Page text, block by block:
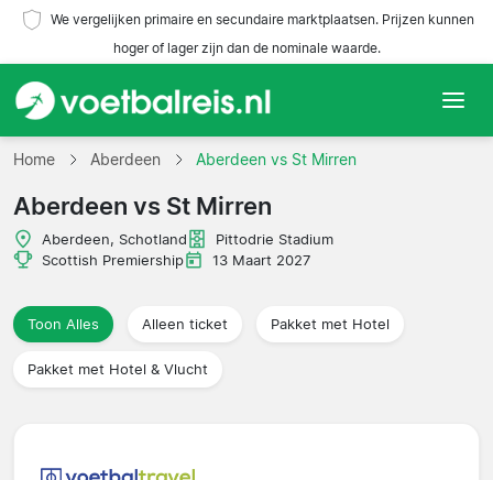
We vergelijken primaire en secundaire marktplaatsen. Prijzen kunnen
hoger of lager zijn dan de nominale waarde.
Home
Teams
Competities
Reisorganisaties
Home Aberdeen Aberdeen vs St Mirren
Aberdeen vs St Mirren
Aberdeen, Schotland
Pittodrie Stadium
Scottish Premiership
13 Maart 2027
Toon Alles Alleen ticket Pakket met Hotel
Pakket met Hotel & Vlucht